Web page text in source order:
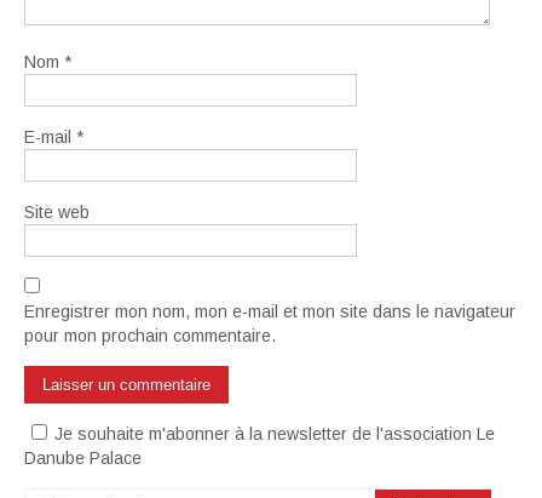
Nom *
E-mail *
Site web
Enregistrer mon nom, mon e-mail et mon site dans le navigateur
pour mon prochain commentaire.
Je souhaite m'abonner à la newsletter de l'association Le
Danube Palace